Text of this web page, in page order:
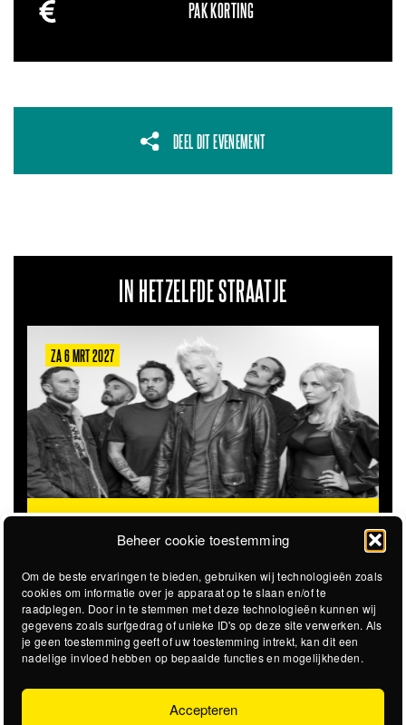
Beheer cookie toestemming
Om de beste ervaringen te bieden, gebruiken wij technologieën zoals
cookies om informatie over je apparaat op te slaan en/of te
raadplegen. Door in te stemmen met deze technologieën kunnen wij
gegevens zoals surfgedrag of unieke ID's op deze site verwerken. Als
je geen toestemming geeft of uw toestemming intrekt, kan dit een
nadelige invloed hebben op bepaalde functies en mogelijkheden.
Accepteren
PAK KORTING
DEEL DIT EVENEMENT
IN HETZELFDE STRAATJE
ZA 6 MRT 2027